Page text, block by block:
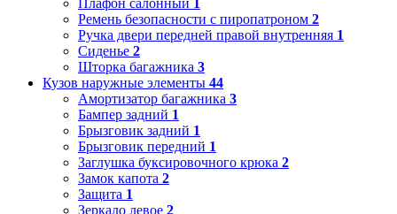
Ремень безопасности с пиропатроном 2
Ручка двери передней правой внутренняя 1
Сиденье 2
Шторка багажника 3
Кузов наружные элементы 44
Амортизатор багажника 3
Бампер задний 1
Брызговик задний 1
Брызговик передний 1
Заглушка буксировочного крюка 2
Замок капота 2
Защита 1
Зеркало левое 2